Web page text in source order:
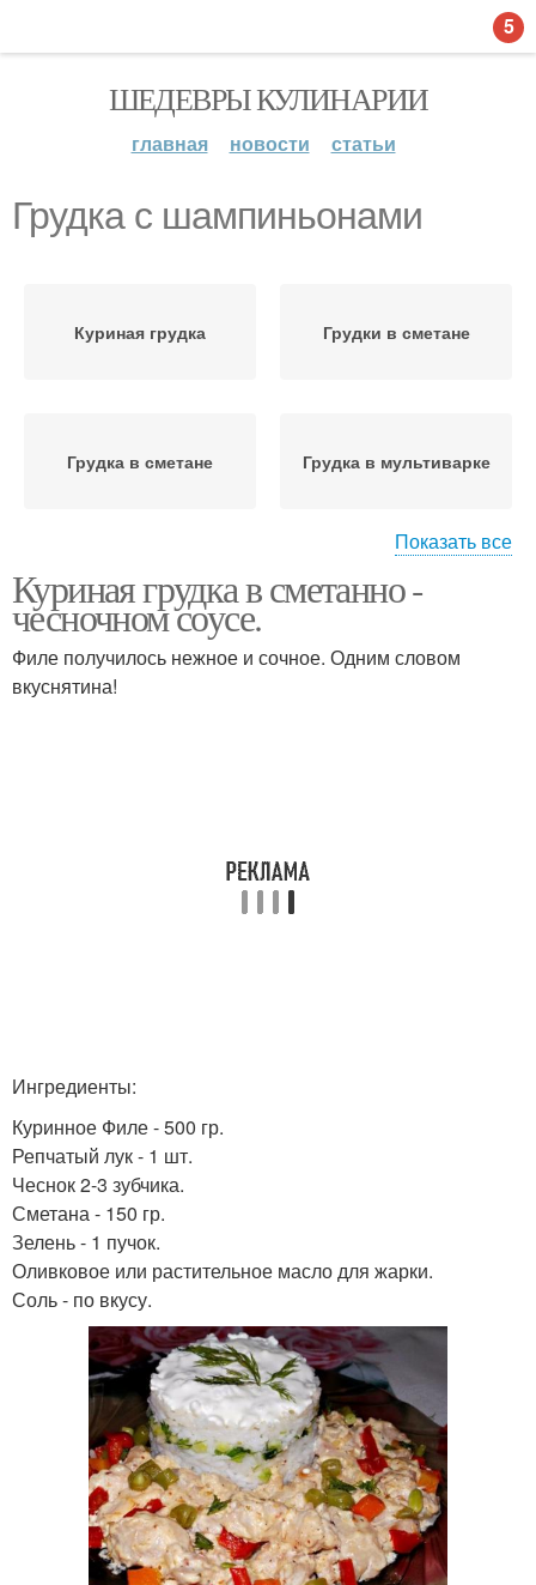
ШЕДЕВРЫ КУЛИНАРИИ
главная новости статьи
Грудка с шампиньонами
Куриная грудка Грудки в сметане
Грудка в сметане Грудка в мультиварке
соусе
чесночном соусе
Показать все
Куриная грудка в сметанно -
чесночном соусе.
Филе получилось нежное и сочное. Одним словом
вкуснятина!
Ингредиенты:
Куринное Филе - 500 гр.
Репчатый лук - 1 шт.
Чеснок 2-3 зубчика.
Сметана - 150 гр.
Зелень - 1 пучок.
Оливковое или растительное масло для жарки.
Соль - по вкусу.
5